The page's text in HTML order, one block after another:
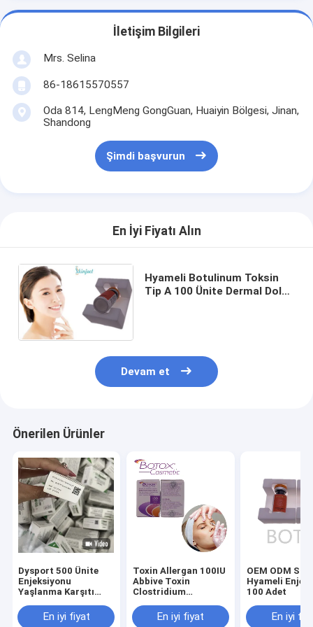
İletişim Bilgileri
Mrs. Selina
86-18615570557
Oda 814, LengMeng GongGuan, Huaiyin Bölgesi, Jinan,
Shandong
Şimdi başvurun
En İyi Fiyatı Alın
Hyameli Botulinum Toksin
Tip A 100 Ünite Dermal Dolgu
Devam et
Önerilen Ürünler
Dysport 500 Ünite
Enjeksiyonu
Yaşlanma Karşıtı
Kırışıklıkları Gideren
Cilt Bakımı
En iyi fiyat
Toxin Allergan 100IU
Abbive Toxin
Clostridium
Çizgilerini Gidermek
İçin
En iyi fiyat
OEM ODM
Hyameli Enjeksiyon
100 Adet
En iyi